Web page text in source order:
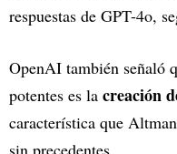
respuestas de GPT-4o,
OpenAI también señaló
potentes es la creación
característica que
sin precedentes.